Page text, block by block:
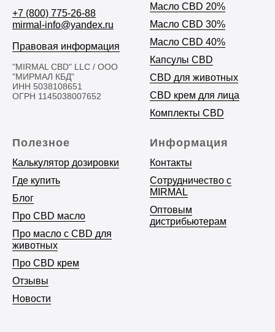
+7 (800) 775-26-88
mirmal-info@yandex.ru
Правовая информация
"MIRMAL CBD" LLC / ООО
"МИРМАЛ КБД"
ИНН 5038108651
ОГРН 1145038007652
Масло CBD 20%
Масло CBD 30%
Масло CBD 40%
Капсулы CBD
CBD для животных
CBD крем для лица
Комплекты CBD
Полезное
Калькулятор дозировки
Где купить
Блог
Про CBD масло
Про масло с CBD для
животных
Про CBD крем
Отзывы
Новости
Информация
Контакты
Сотрудничество с
MIRMAL
Оптовым
дистрибьютерам